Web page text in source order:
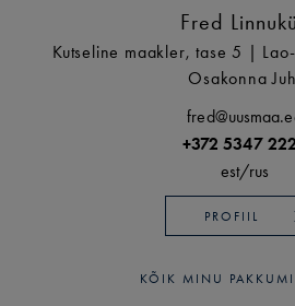
Fred
Kutseline maakler, tase 5 |
Osakonna
+372 5347
est/rus
PROFIIL
KÕIK MINU